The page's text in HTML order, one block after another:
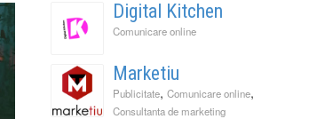
Digital Kitchen
Comunicare online
Marketiu
Publicitate, Comunicare online,
Consultanta de marketing